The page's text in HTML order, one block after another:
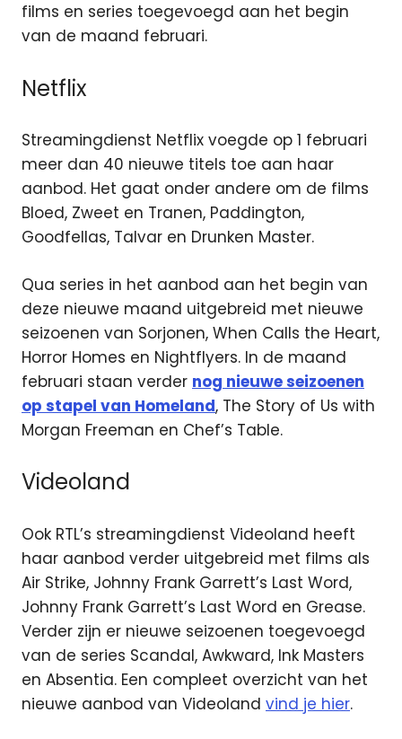
films en series toegevoegd aan het begin
van de maand februari.
Netflix
Streamingdienst Netflix voegde op 1 februari
meer dan 40 nieuwe titels toe aan haar
aanbod. Het gaat onder andere om de films
Bloed, Zweet en Tranen, Paddington,
Goodfellas, Talvar en Drunken Master.
Qua series in het aanbod aan het begin van
deze nieuwe maand uitgebreid met nieuwe
seizoenen van Sorjonen, When Calls the Heart,
Horror Homes en Nightflyers. In de maand
februari staan verder nog nieuwe seizoenen
op stapel van Homeland, The Story of Us with
Morgan Freeman en Chef’s Table.
Videoland
Ook RTL’s streamingdienst Videoland heeft
haar aanbod verder uitgebreid met films als
Air Strike, Johnny Frank Garrett’s Last Word,
Johnny Frank Garrett’s Last Word en Grease.
Verder zijn er nieuwe seizoenen toegevoegd
van de series Scandal, Awkward, Ink Masters
en Absentia. Een compleet overzicht van het
nieuwe aanbod van Videoland vind je hier.